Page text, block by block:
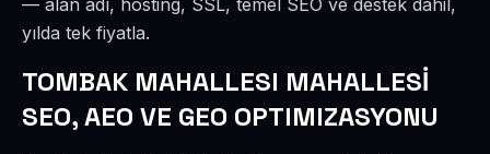
— alan adı, hosting, SSL, temel SEO ve destek dahil,
yılda tek fiyatla.
TOMBAK MAHALLESI MAHALLESİ
SEO, AEO VE GEO OPTIMIZASYONU